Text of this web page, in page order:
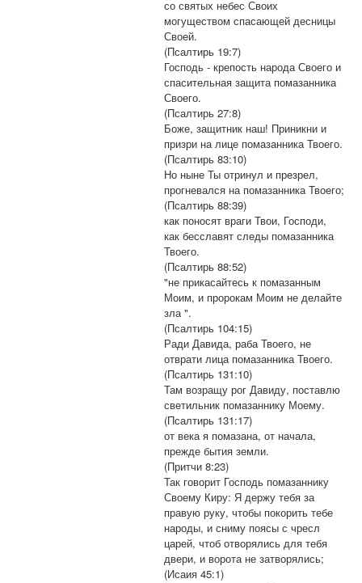
со святых небес Своих
могуществом спасающей десницы
Своей.
(Псалтирь 19:7)
Господь - крепость народа Своего и
спасительная защита помазанника
Своего.
(Псалтирь 27:8)
Боже, защитник наш! Приникни и
призри на лице помазанника Твоего.
(Псалтирь 83:10)
Но ныне Ты отринул и презрел,
прогневался на помазанника Твоего;
(Псалтирь 88:39)
как поносят враги Твои, Господи,
как бесславят следы помазанника
Твоего.
(Псалтирь 88:52)
"не прикасайтесь к помазанным
Моим, и пророкам Моим не делайте
зла ".
(Псалтирь 104:15)
Ради Давида, раба Твоего, не
отврати лица помазанника Твоего.
(Псалтирь 131:10)
Там возращу рог Давиду, поставлю
светильник помазаннику Моему.
(Псалтирь 131:17)
от века я помазана, от начала,
прежде бытия земли.
(Притчи 8:23)
Так говорит Господь помазаннику
Своему Киру: Я держу тебя за
правую руку, чтобы покорить тебе
народы, и сниму поясы с чресл
царей, чтоб отворялись для тебя
двери, и ворота не затворялись;
(Исаия 45:1)